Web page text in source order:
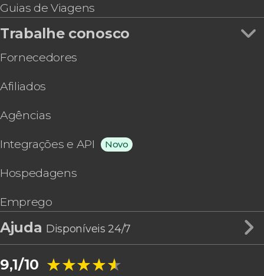
Guias de Viagens
Trabalhe conosco
Fornecedores
Afiliados
Agências
Integrações e API Novo
Hospedagens
Emprego
Ajuda Disponíveis 24/7
9,1/10 ★★★★★
★★★★★